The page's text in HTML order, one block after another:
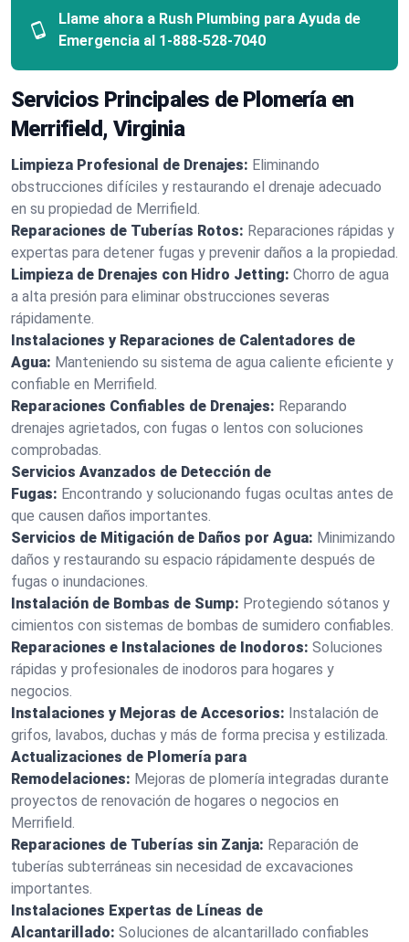
Llame ahora a Rush Plumbing para Ayuda de
Emergencia al 1-888-528-7040
Servicios Principales de Plomería en
Merrifield, Virginia
Limpieza Profesional de Drenajes: Eliminando
obstrucciones difíciles y restaurando el drenaje adecuado
en su propiedad de Merrifield.
Reparaciones de Tuberías Rotos: Reparaciones rápidas y
expertas para detener fugas y prevenir daños a la propiedad.
Limpieza de Drenajes con Hidro Jetting: Chorro de agua
a alta presión para eliminar obstrucciones severas
rápidamente.
Instalaciones y Reparaciones de Calentadores de
Agua: Manteniendo su sistema de agua caliente eficiente y
confiable en Merrifield.
Reparaciones Confiables de Drenajes: Reparando
drenajes agrietados, con fugas o lentos con soluciones
comprobadas.
Servicios Avanzados de Detección de
Fugas: Encontrando y solucionando fugas ocultas antes de
que causen daños importantes.
Servicios de Mitigación de Daños por Agua: Minimizando
daños y restaurando su espacio rápidamente después de
fugas o inundaciones.
Instalación de Bombas de Sump: Protegiendo sótanos y
cimientos con sistemas de bombas de sumidero confiables.
Reparaciones e Instalaciones de Inodoros: Soluciones
rápidas y profesionales de inodoros para hogares y
negocios.
Instalaciones y Mejoras de Accesorios: Instalación de
grifos, lavabos, duchas y más de forma precisa y estilizada.
Actualizaciones de Plomería para
Remodelaciones: Mejoras de plomería integradas durante
proyectos de renovación de hogares o negocios en
Merrifield.
Reparaciones de Tuberías sin Zanja: Reparación de
tuberías subterráneas sin necesidad de excavaciones
importantes.
Instalaciones Expertas de Líneas de
Alcantarillado: Soluciones de alcantarillado confiables